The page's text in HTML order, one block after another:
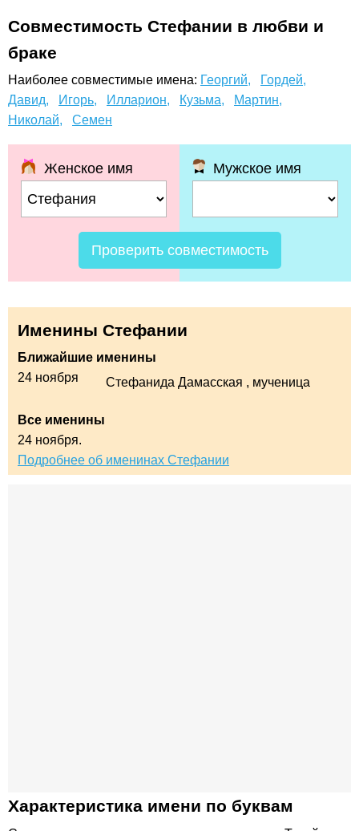
Совместимость Стефании в любви и
браке
Наиболее совместимые имена: Георгий,
Гордей,
Давид,
Игорь, Илларион, Кузьма,
Мартин,
Николай,
Семен
Женское имя Мужское имя
Проверить совместимость
Именины Стефании
Ближайшие именины
24 ноября
Стефанида Дамасская , мученица
Все именины
24 ноября.
Подробнее об именинах Стефании
Характеристика имени по буквам